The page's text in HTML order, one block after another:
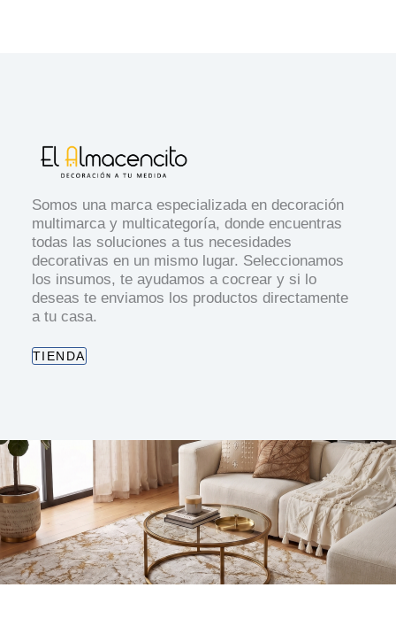
Somos una marca especializada en decoración
multimarca y multicategoría, donde encuentras
todas las soluciones a tus necesidades
decorativas en un mismo lugar. Seleccionamos
los insumos, te ayudamos a cocrear y si lo
deseas te enviamos los productos directamente
a tu casa.
TIENDA